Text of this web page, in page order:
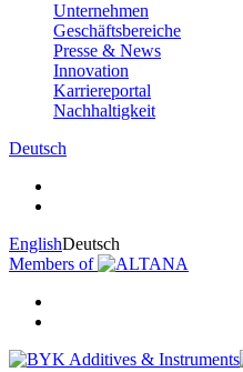
Unternehmen
Geschäftsbereiche
Presse & News
Innovation
Karriereportal
Nachhaltigkeit
Deutsch
EnglishDeutsch
Members of